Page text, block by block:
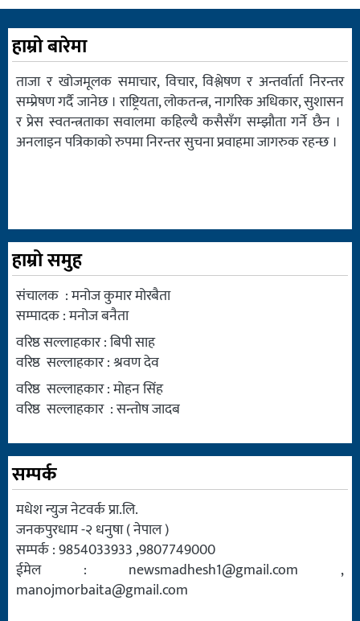
हाम्रो बारेमा
ताजा र खोजमूलक समाचार, विचार, विश्लेषण र अन्तर्वार्ता निरन्तर
सम्प्रेषण गर्दै जानेछ । राष्ट्रियता, लोकतन्त्र, नागरिक अधिकार, सुशासन
र प्रेस स्वतन्त्रताका सवालमा कहिल्यै कसैसँग सम्झौता गर्ने छैन ।
अनलाइन पत्रिकाको रुपमा निरन्तर सुचना प्रवाहमा जागरुक रहन्छ ।
हाम्रो समुह
संचालक : मनोज कुमार मोरबैता
सम्पादक : मनोज बनैता
वरिष्ठ सल्लाहकार : बिपी साह
वरिष्ठ सल्लाहकार : श्रवण देव
वरिष्ठ सल्लाहकार : मोहन सिंह
वरिष्ठ सल्लाहकार : सन्तोष जादब
सम्पर्क
मधेश न्युज नेटवर्क प्रा.लि.
जनकपुरधाम -२ धनुषा ( नेपाल )
सम्पर्क : 9854033933 ,9807749000
ईमेल : newsmadhesh1@gmail.com ,
manojmorbaita@gmail.com